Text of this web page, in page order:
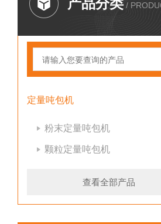
产品分类 /
定量吨包机
粉末定量吨包机
颗粒定量吨包机
查看全部产品